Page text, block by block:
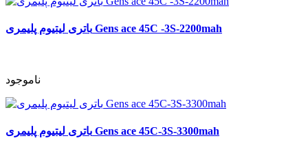
باتری لیتیوم پلیمری Gens ace 45C -3S-2200mah
ناموجود
باتری لیتیوم پلیمری Gens ace 45C-3S-3300mah